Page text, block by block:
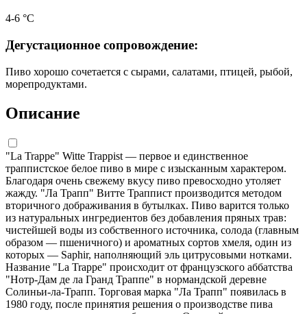
4-6 °C
Дегустационное сопровождение:
Пиво хорошо сочетается с сырами, салатами, птицей, рыбой,
морепродуктами.
Описание
"La Trappe" Witte Trappist — первое и единственное
траппистское белое пиво в мире с изысканным характером.
Благодаря очень свежему вкусу пиво превосходно утоляет
жажду. "Ла Трапп" Витте Траппист производится методом
вторичного дображивания в бутылках. Пиво варится только
из натуральных ингредиентов без добавления пряных трав:
чистейшей воды из собственного источника, солода (главным
образом — пшеничного) и ароматных сортов хмеля, один из
которых — Saphir, наполняющий эль цитрусовыми нотками.
Название "La Trappe" происходит от французского аббатства
"Нотр-Дам де ла Гранд Траппе" в нормандской деревне
Солиньи-ла-Трапп. Торговая марка "Ла Трапп" появилась в
1980 году, после принятия решения о производстве пива